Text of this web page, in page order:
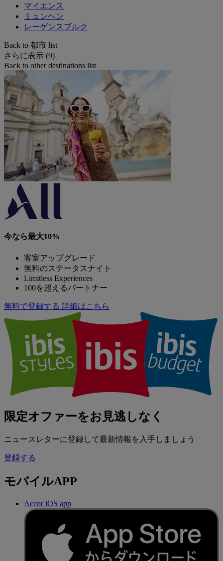
マイエンス
ミュンヘン
レーゲンスブルク
Back to 都市 list
さらに表示 (9)
Back to other destinations list
今なら最大10%
客室アップグレード
無料のステータスナイト
Limitless Experiences
100を超えるパートナー
無料で登録する 詳細はこちら
限定オファーをお見逃しなく
ニュースレターに登録して最新情報を入手しましょう
登録する
モバイルAPP
Accor iOS app